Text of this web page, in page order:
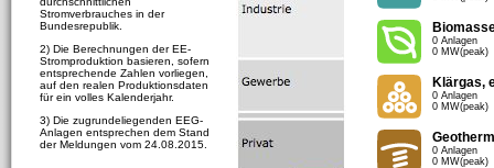
Stromverbrauches in der
Bundesrepublik.
2) Die Berechnungen der EE-
Stromproduktion basieren, sofern
entsprechende Zahlen vorliegen,
auf den realen Produktionsdaten
für ein volles Kalenderjahr.
3) Die zugrundeliegenden EEG-
Anlagen entsprechen dem Stand
der Meldungen vom 24.08.2015.
0 Anlagen
0 MW(peak)
Klärgas,
0 Anlagen
0 MW(peak)
0 Anlagen
0 MW(peak)